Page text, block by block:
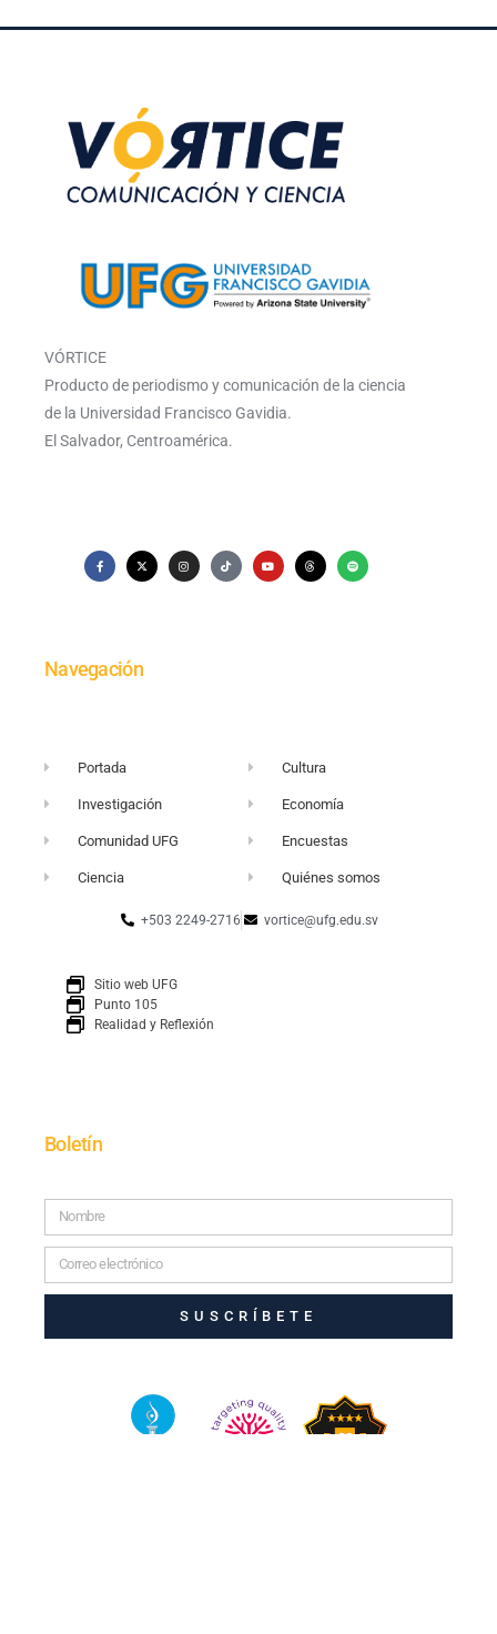
VÓRTICE
Producto de periodismo y comunicación de la ciencia
de la Universidad Francisco Gavidia.
El Salvador, Centroamérica.
Navegación
Portada
Investigación
Comunidad UFG
Ciencia
Cultura
Economía
Encuestas
Quiénes somos
+503 2249-2716 vortice@ufg.edu.sv
Sitio web UFG
Punto 105
Realidad y Reflexión
Boletín
SUSCRÍBETE